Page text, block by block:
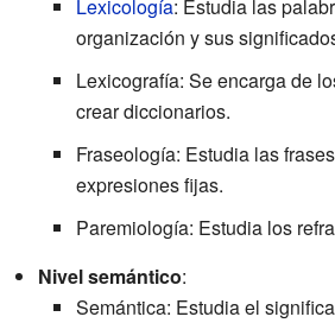
Lexicología: Estudia las
organización y sus
Lexicografía: Se encarga de
crear diccionarios.
Fraseología: Estudia las
expresiones fijas.
Paremiología: Estudia los
Nivel semántico:
Semántica: Estudia el